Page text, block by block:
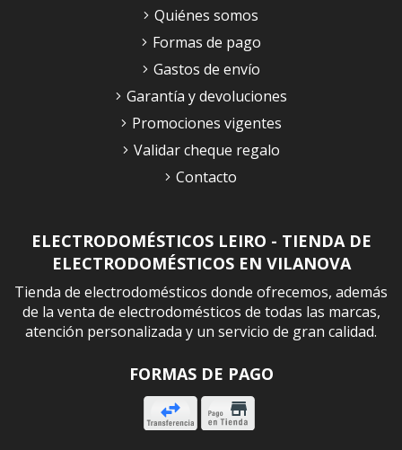
ELECTRODOMÉSTICOS LEIRO - TIENDA DE
ELECTRODOMÉSTICOS EN VILANOVA
Tienda de electrodomésticos donde ofrecemos, además
de la venta de electrodomésticos de todas las marcas,
atención personalizada y un servicio de gran calidad.
FORMAS DE PAGO
Quiénes somos
Formas de pago
Gastos de envío
Garantía y devoluciones
Promociones vigentes
Validar cheque regalo
Contacto